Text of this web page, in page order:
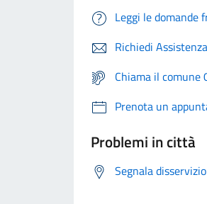
Leggi le domande
Richiedi Assistenza
Chiama il
Prenota un
Problemi in città
Segnala disservizio